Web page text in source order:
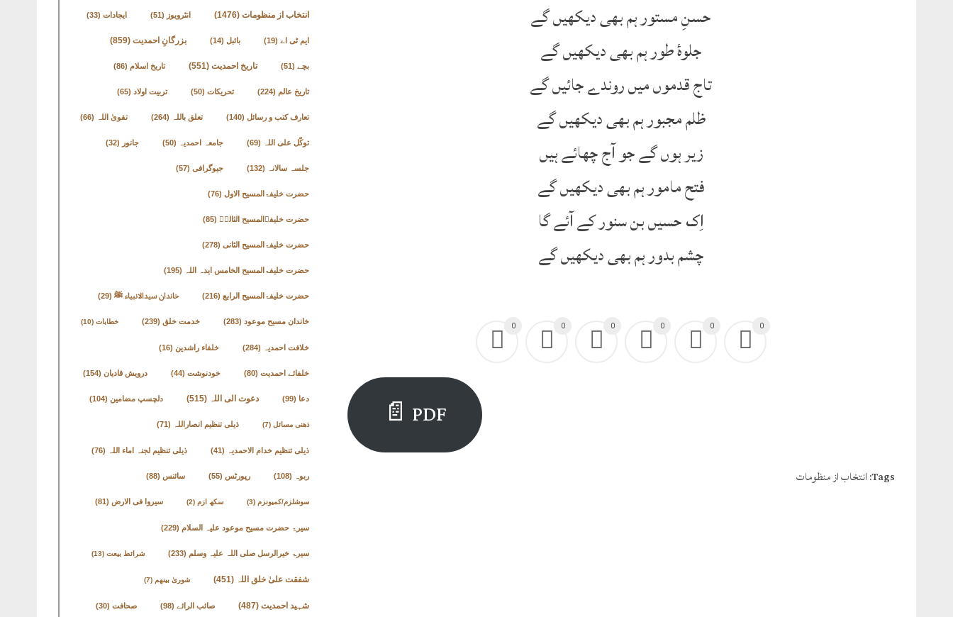
انتخاب از منظومات(1476) انٹرویوز (51) ایجادات(33)
ایم ٹی اے(19) بائبل (14) بزرگانِ احمدیت(859)
بچے (51) تاریخ احمدیت(551) تاریخ اسلام (86)
تاریخ عالم (224) تحریکات(50) تربیت اولاد(65)
تعارف کتب و رسائل (140) تعلق باللہ (264) تقویٰ اللہ (66)
توکّل علی اللہ (69) جامعہ احمدیہ (50) جانور (32)
جلسہ سالانہ (132) جیوگرافی(57)
حضرت خلیفۃالمسیح الاول (76)
حضرت خلیفۃالمسیح الثالثؒ (85)
حضرت خلیفۃالمسیح الثانی(278)
حضرت خلیفۃالمسیح الخامس ایدہ اللہ (195)
حضرت خلیفۃالمسیح الرابع (216) خاندان سیدالانبیاء ﷺ(29)
خاندان مسیح موعود(283) خدمت خلق (239) خطابات(10)
خلافت احمدیہ (284) خلفاء راشدین (16)
خلفائے احمدیت(80) خودنوشت(44) درویش قادیان(154)
دعا (99) دعوت الی اللہ (515) دلچسپ مضامین (104)
ذھنی مسائل (7) ذیلی تنظیم انصاراللہ (71)
ذیلی تنظیم خدام الاحمدیہ (41) ذیلی تنظیم لجنہ اماء اللہ (76)
ربوہ (108) رپورٹس (55) سائنس (88)
سوشلزم/کمیونزم (3) سکھ ازم (2) سیروا فی الارض (81)
سیرۃ حضرت مسیح موعود علیہ السلام (229)
سیرۃ خیرالرسل صلی اللہ علیہ وسلم (233) شرائط بیعت(13)
شفقت علیٰ خلق اللہ (451) شوریٰ بینھم (7)
شہید احمدیت(487) صائب الرائے (98) صحافت(30)
حسنِ مستور ہم بھی دیکھیں گے
جلوۂ طور ہم بھی دیکھیں گے
تاج قدموں میں روندے جائیں گے
ظلم مجبور ہم بھی دیکھیں گے
زیر ہوں گے جو آج چھائے ہیں
فتح مامور ہم بھی دیکھیں گے
اِک حسیں بن سنور کے آئے گا
چشم بدور ہم بھی دیکھیں گے
0 0 0 0 0 0
PDF 📄
Tags: انتخاب از منظومات